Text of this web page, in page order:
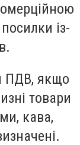
із-
ПДВ, якщо
товари
кава,